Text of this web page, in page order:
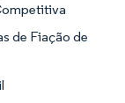
de Fiação de